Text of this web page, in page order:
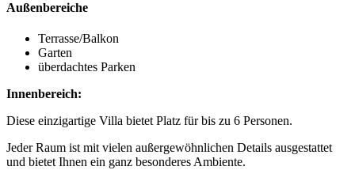
Außenbereiche
Terrasse/Balkon
Garten
überdachtes Parken
Innenbereich:
Diese einzigartige Villa bietet Platz für bis zu 6 Personen.
Jeder Raum ist mit vielen außergewöhnlichen Details ausgestattet
und bietet Ihnen ein ganz besonderes Ambiente.